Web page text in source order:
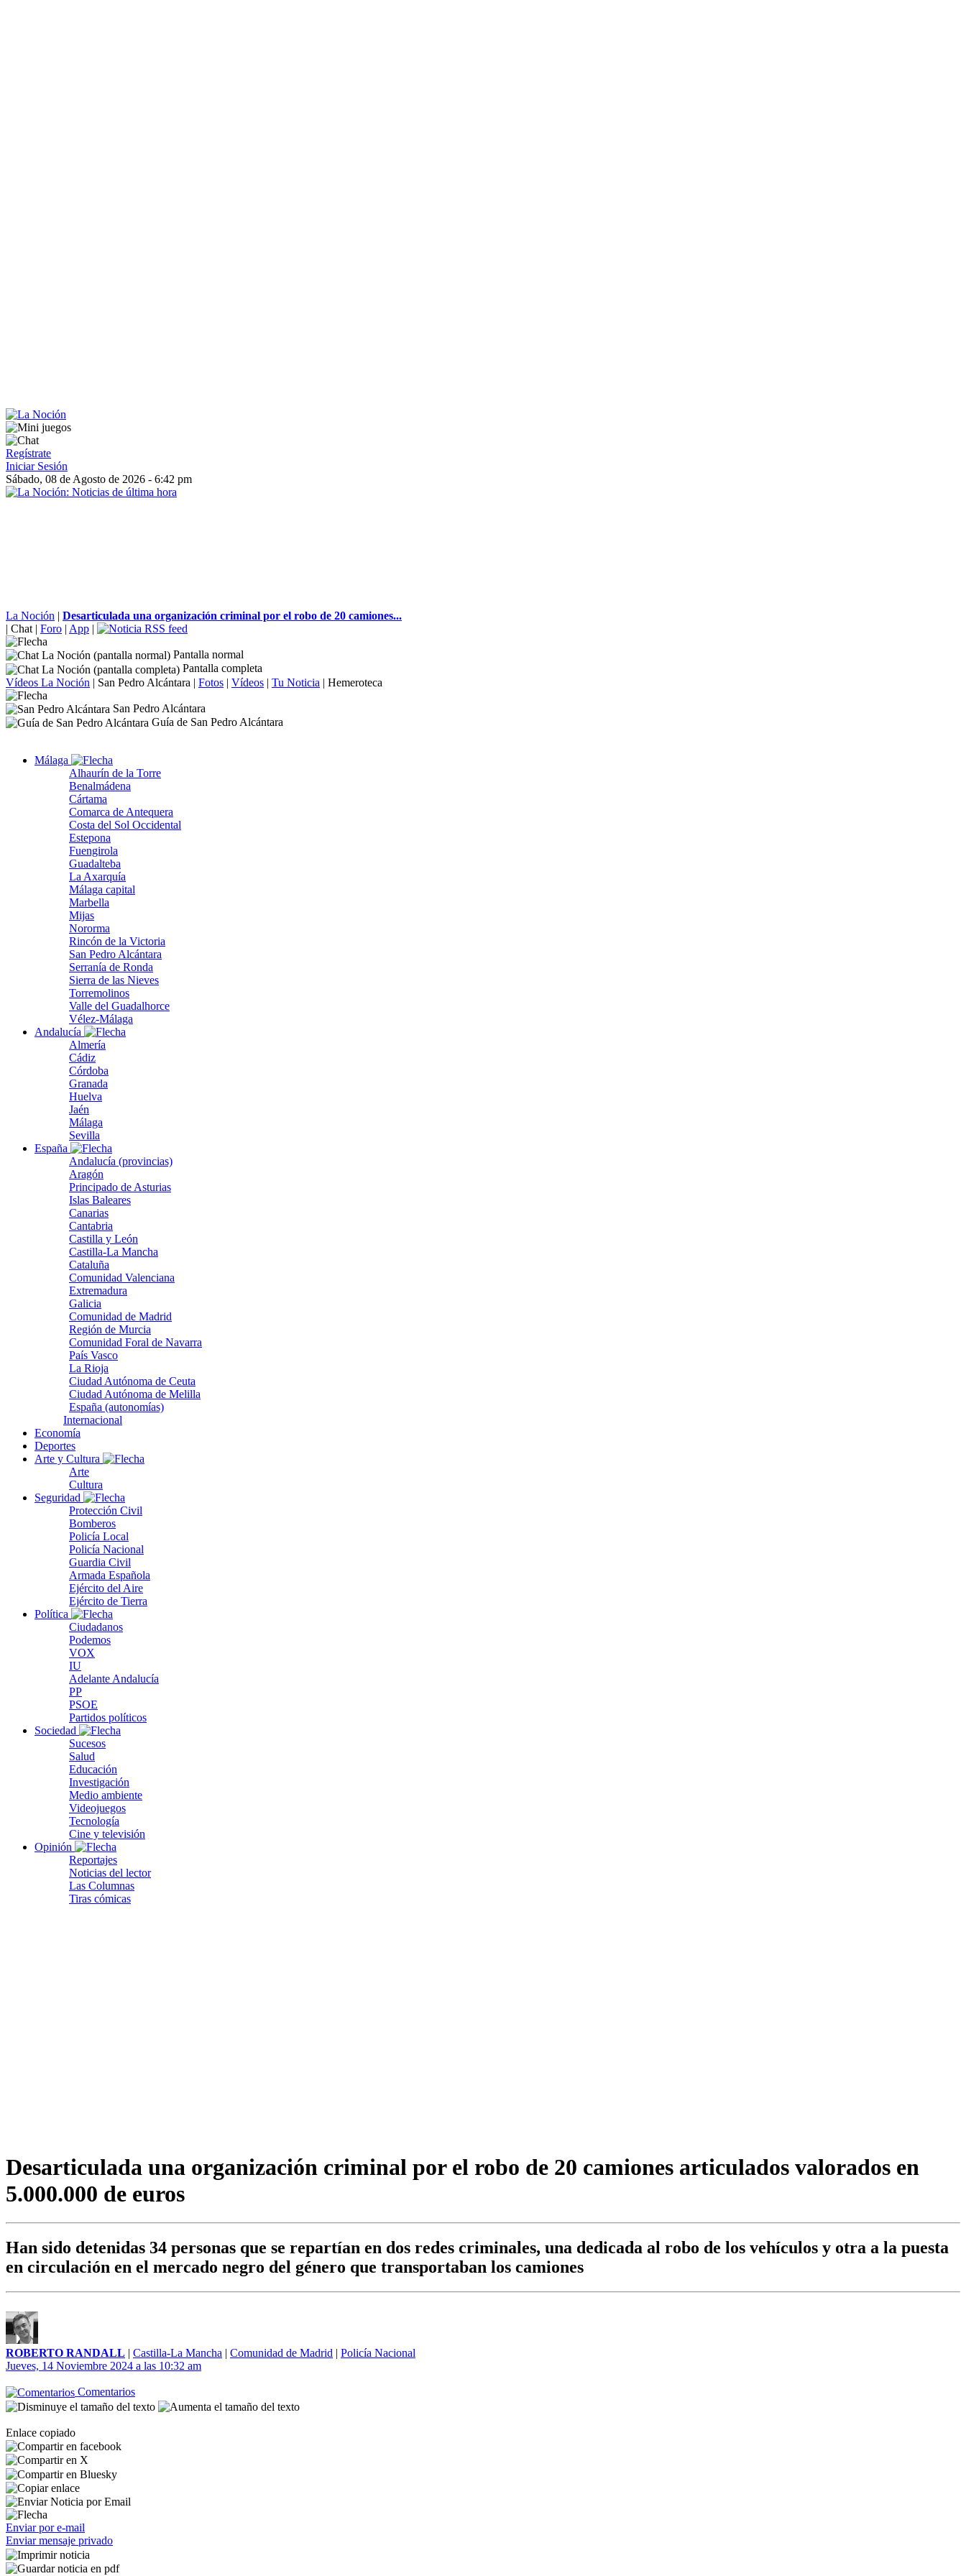
Regístrate
Iniciar Sesión
Sábado, 08 de Agosto de 2026 - 6:42 pm
La Noción | Desarticulada una organización criminal por el robo de 20 camiones...
| Chat | Foro | App |
Pantalla normal
Pantalla completa
Vídeos La Noción | San Pedro Alcántara | Fotos | Vídeos | Tu Noticia | Hemeroteca
San Pedro Alcántara
Guía de San Pedro Alcántara
Málaga
Alhaurín de la Torre
Benalmádena
Cártama
Comarca de Antequera
Costa del Sol Occidental
Estepona
Fuengirola
Guadalteba
La Axarquía
Málaga capital
Marbella
Mijas
Nororma
Rincón de la Victoria
San Pedro Alcántara
Serranía de Ronda
Sierra de las Nieves
Torremolinos
Valle del Guadalhorce
Vélez-Málaga
Andalucía
Almería
Cádiz
Córdoba
Granada
Huelva
Jaén
Málaga
Sevilla
España
Andalucía (provincias)
Aragón
Principado de Asturias
Islas Baleares
Canarias
Cantabria
Castilla y León
Castilla-La Mancha
Cataluña
Comunidad Valenciana
Extremadura
Galicia
Comunidad de Madrid
Región de Murcia
Comunidad Foral de Navarra
País Vasco
La Rioja
Ciudad Autónoma de Ceuta
Ciudad Autónoma de Melilla
España (autonomías)
Internacional
Economía
Deportes
Arte y Cultura
Arte
Cultura
Seguridad
Protección Civil
Bomberos
Policía Local
Policía Nacional
Guardia Civil
Armada Española
Ejército del Aire
Ejército de Tierra
Política
Ciudadanos
Podemos
VOX
IU
Adelante Andalucía
PP
PSOE
Partidos políticos
Sociedad
Sucesos
Salud
Educación
Investigación
Medio ambiente
Videojuegos
Tecnología
Cine y televisión
Opinión
Reportajes
Noticias del lector
Las Columnas
Tiras cómicas
Desarticulada una organización criminal por el robo de 20 camiones articulados valorados en
5.000.000 de euros
Han sido detenidas 34 personas que se repartían en dos redes criminales, una dedicada al robo de los vehículos y otra a la puesta
en circulación en el mercado negro del género que transportaban los camiones
ROBERTO RANDALL | Castilla-La Mancha | Comunidad de Madrid | Policía Nacional
Jueves, 14 Noviembre 2024 a las 10:32 am
Comentarios
Enlace copiado
Enviar por e-mail
Enviar mensaje privado